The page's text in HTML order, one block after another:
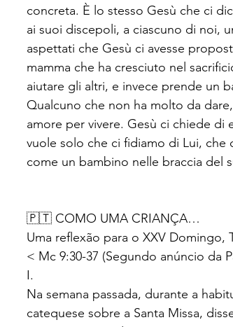
concreta. È lo stesso Gesù che ci
ai suoi discepoli, a ciascuno di noi,
aspettati che Gesù ci avesse
mamma che ha cresciuto nel
aiutare gli altri, e invece prende un
Qualcuno che non ha molto da
amore per vivere. Gesù ci chiede di
vuole solo che ci fidiamo di Lui, che
come un bambino nelle braccia del
🇵🇹 COMO UMA CRIANÇA…
Uma reflexão para o XXV Domingo,
< Mc 9:30-37 (Segundo anúncio da
I.
Na semana passada, durante a
catequese sobre a Santa Missa,